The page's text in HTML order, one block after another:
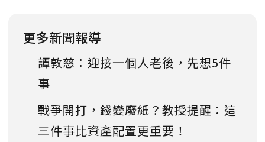
更多新聞報導
譚敦慈：迎接一個人老後，先想5件
事
戰爭開打，錢變廢紙？教授提醒：這
三件事比資產配置更重要！